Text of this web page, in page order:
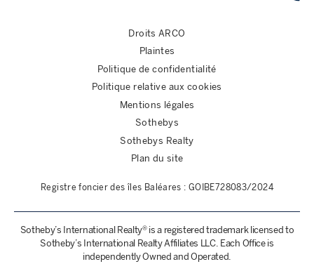
Droits ARCO
Plaintes
Politique de confidentialité
Politique relative aux cookies
Mentions légales
Sothebys
Sothebys Realty
Plan du site
Registre foncier des îles Baléares : GOIBE728083/2024
Sotheby’s International Realty® is a registered trademark licensed to
Sotheby’s International Realty Affiliates LLC. Each Office is
independently Owned and Operated.